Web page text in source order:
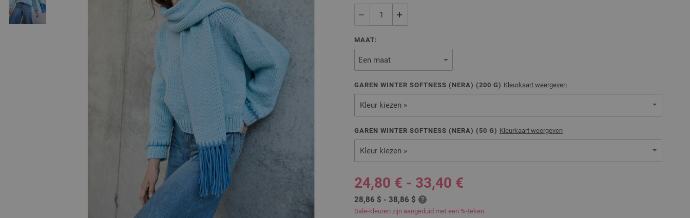
MAAT:
GAREN WINTER SOFTNESS (NERA) (200 G) Kleurkaart weergeven
Kleur kiezen »
GAREN WINTER SOFTNESS (NERA) ( 50 G) Kleurkaart weergeven
Kleur kiezen »
24,80 € - 33,40 €
28,86 $ - 38,86 $
Sale-kleuren zijn aangeduid met een %-teken